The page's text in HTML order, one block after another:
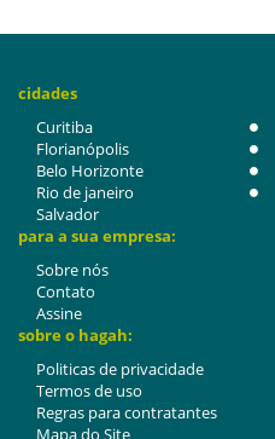
cidades
Curitiba
Florianópolis
Belo Horizonte
Rio de janeiro
Salvador
para a sua empresa:
Sobre nós
Contato
Assine
sobre o hagah:
Politicas de privacidade
Termos de uso
Regras para contratantes
Mapa do Site